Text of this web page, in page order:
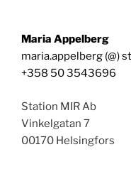
Maria Appelberg
maria.appelberg (@)
+358 50 3543696
Station MIR Ab
Vinkelgatan 7
00170 Helsingfors